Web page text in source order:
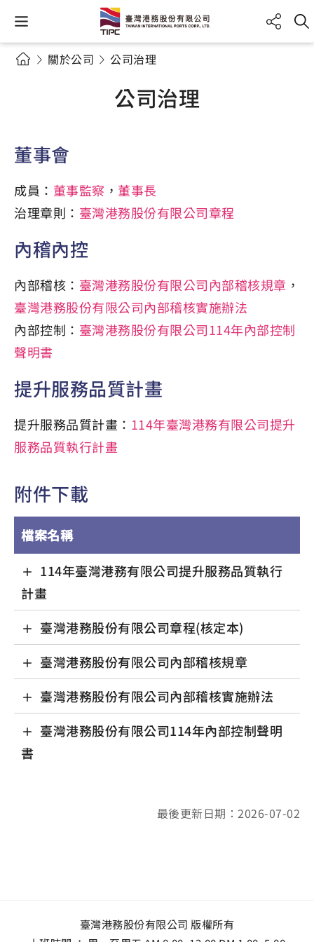
關於公司 公司治理
公司治理
董事會
成員： 董事監察 ， 董事長
治理章則： 臺灣港務股份有限公司章程
內稽內控
內部稽核： 臺灣港務股份有限公司內部稽核規章 ，
臺灣港務股份有限公司內部稽核實施辦法
內部控制： 臺灣港務股份有限公司114年內部控制
聲明書
提升服務品質計畫
提升服務品質計畫： 114年臺灣港務有限公司提升
服務品質執行計畫
附件下載
檔案名稱
114年臺灣港務有限公司提升服務品質執行
計畫
臺灣港務股份有限公司章程(核定本)
臺灣港務股份有限公司內部稽核規章
臺灣港務股份有限公司內部稽核實施辦法
臺灣港務股份有限公司114年內部控制聲明
書
最後更新日期：2026-07-02
臺灣港務股份有限公司 版權所有